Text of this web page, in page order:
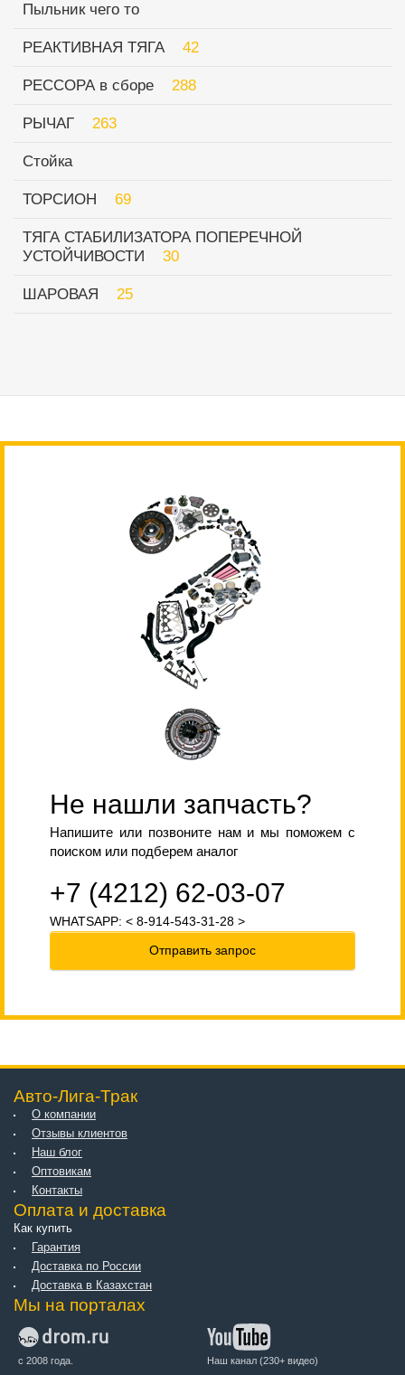
Пыльник чего то
РЕАКТИВНАЯ ТЯГА 42
РЕССОРА в сборе 288
РЫЧАГ 263
Стойка
ТОРСИОН 69
ТЯГА СТАБИЛИЗАТОРА ПОПЕРЕЧНОЙ
УСТОЙЧИВОСТИ
30
ШАРОВАЯ 25
Не нашли запчасть?
Напишите или позвоните нам и мы поможем с
поиском или подберем аналог
+7 (4212) 62-03-07
WHATSAPP: < 8-914-543-31-28 >
Отправить запрос
Авто-Лига-Трак
О компании
Отзывы клиентов
Наш блог
Оптовикам
Контакты
Оплата и доставка
Как купить
Гарантия
Доставка по России
Доставка в Казахстан
Мы на порталах
с 2008 года. Наш канал (230+ видео)